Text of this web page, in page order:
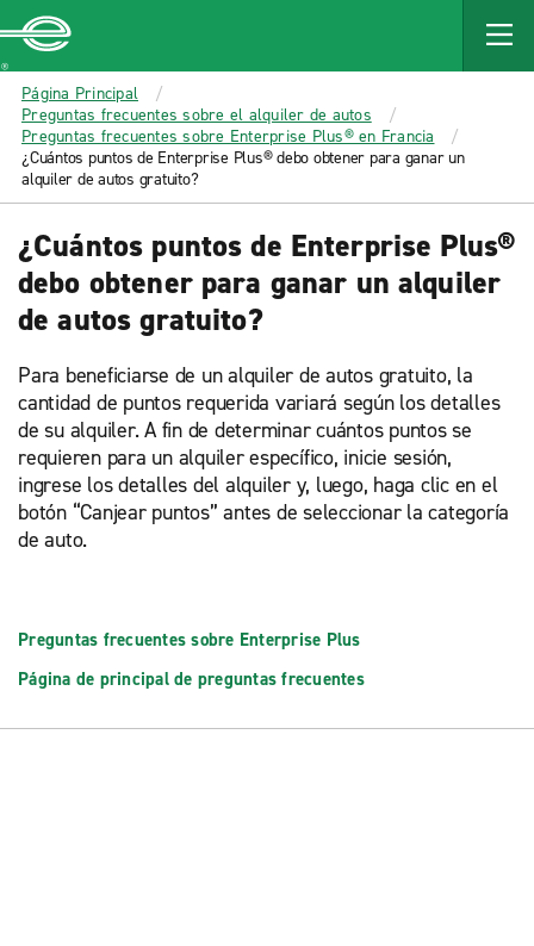
MAIN
CONTENT
Enterprise
Página Principal
Preguntas frecuentes sobre el alquiler de autos
Preguntas frecuentes sobre Enterprise Plus® en Francia
¿Cuántos puntos de Enterprise Plus® debo obtener para ganar un
alquiler de autos gratuito?
¿Cuántos puntos de Enterprise Plus®
debo obtener para ganar un alquiler
de autos gratuito?
Para beneficiarse de un alquiler de autos gratuito, la
cantidad de puntos requerida variará según los detalles
de su alquiler. A fin de determinar cuántos puntos se
requieren para un alquiler específico, inicie sesión,
ingrese los detalles del alquiler y, luego, haga clic en el
botón “Canjear puntos” antes de seleccionar la categoría
de auto.
Preguntas frecuentes sobre Enterprise Plus
Página de principal de preguntas frecuentes